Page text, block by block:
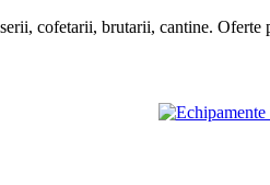
cofetarii, brutarii, cantine.